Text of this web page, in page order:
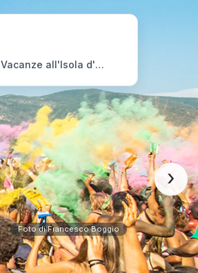
Vacanze all'Isola d'Elba
Foto di Francesco Boggio
›